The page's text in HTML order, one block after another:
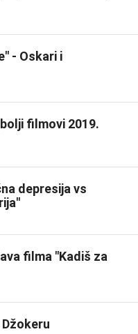
- Oskari i
filmovi 2019.
depresija vs
filma "Kadiš za